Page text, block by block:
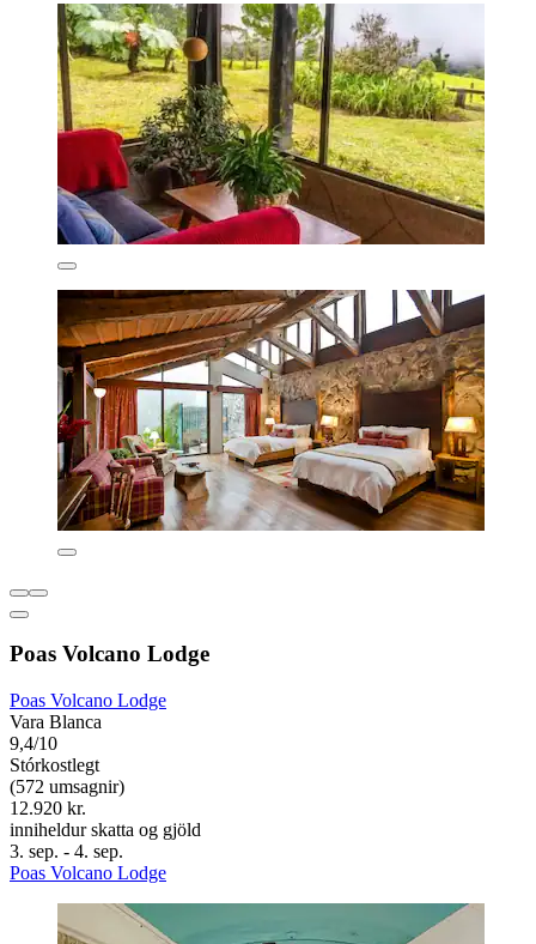
Poas Volcano Lodge
Poas Volcano Lodge
Vara Blanca
9,4/10
Stórkostlegt
(572 umsagnir)
12.920 kr.
inniheldur skatta og gjöld
3. sep. - 4. sep.
Poas Volcano Lodge